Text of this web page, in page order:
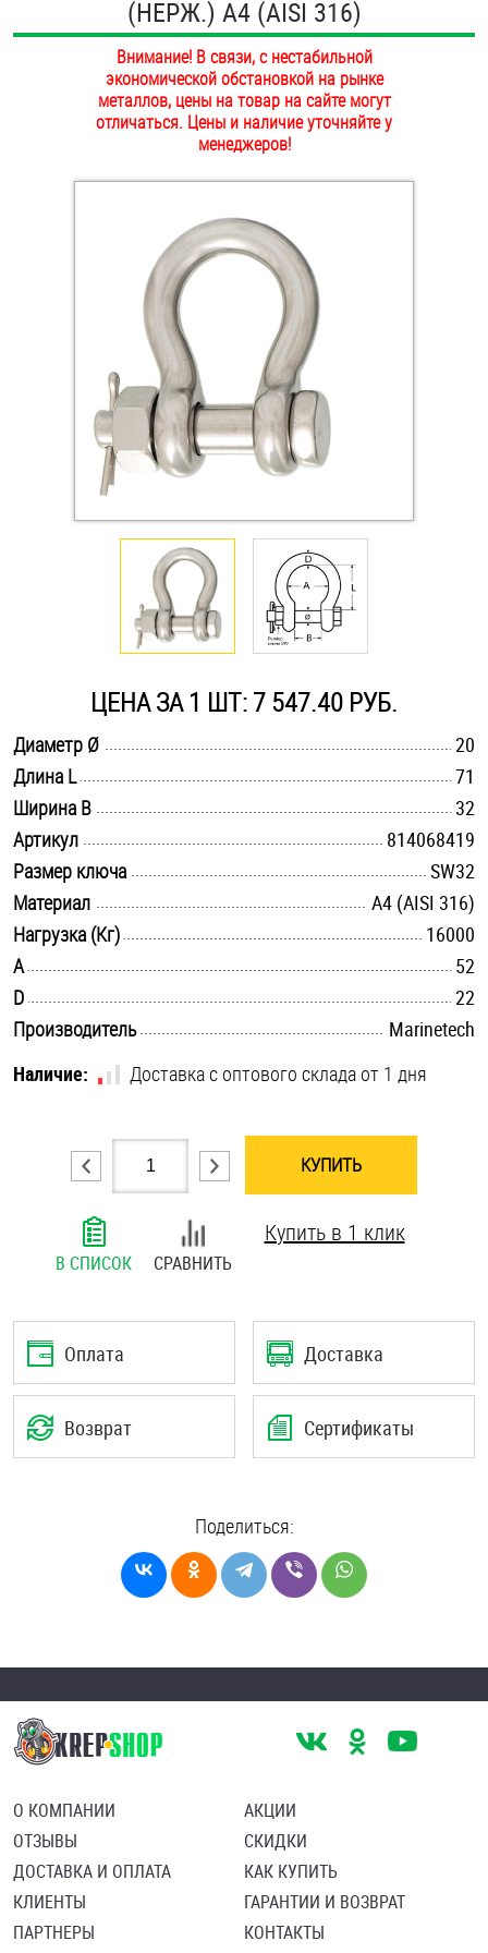
ОПЛАТА И ДОСТАВКА
НАШИ МАГАЗИНЫ
Втулки
Заклепки (Гайки-Заклепки)
Инструмент
Крюки, кольца с метрической резьбой
Крюки, кольца с шурупной резьбой
Оснастка и аксессуары для яхт
Саморезы и шурупы
Стопорные кольца
Такелаж
Хомуты
Шайбы
Шплинты
Штифты и пальцы
(НЕРЖ.) A4 (AISI 316)
Внимание! В связи, с нестабильной
экономической обстановкой на рынке
металлов, цены на товар на сайте могут
отличаться. Цены и наличие уточняйте у
менеджеров!
ЦЕНА ЗА 1 ШТ: 7 547.40 РУБ.
Диаметр Ø
20
Длина L
71
Ширина B
32
Артикул
814068419
Размер ключа
SW32
Материал
A4 (AISI 316)
Нагрузка (Кг)
16000
A
52
D
22
Производитель
Marinetech
Наличие:
Доставка с оптового склада от 1 дня
КУПИТЬ
В СПИСОК СРАВНИТЬ
Купить в 1 клик
Оплата Доставка
Возврат Сертификаты
Поделиться:
О КОМПАНИИ
ОТЗЫВЫ
ДОСТАВКА И ОПЛАТА
КЛИЕНТЫ
ПАРТНЕРЫ
АКЦИИ
СКИДКИ
КАК КУПИТЬ
ГАРАНТИИ И ВОЗВРАТ
КОНТАКТЫ